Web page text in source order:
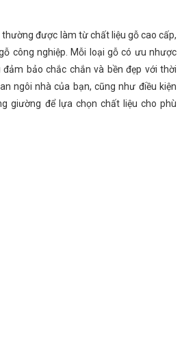
được làm từ chất liệu gỗ cao cấp,
công nghiệp. Mỗi loại gỗ có ưu nhược
bảo chắc chắn và bền đẹp với thời
ngôi nhà của bạn, cũng như điều kiện
giường để lựa chọn chất liệu cho phù